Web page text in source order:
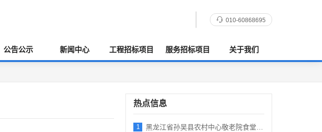
010-60868695
公告公示 新闻中心 工程招标项目 服务招标项目 关于我们
热点信息
1 黑龙江省孙吴县农村中心敬老院食堂食材采购